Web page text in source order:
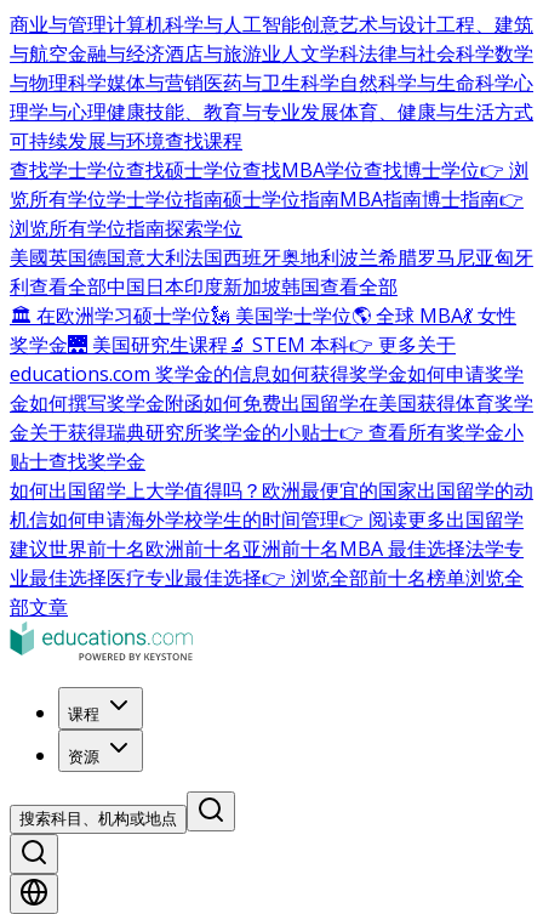
商业与管理计算机科学与人工智能创意艺术与设计工程、建筑
与航空金融与经济酒店与旅游业人文学科法律与社会科学数学
与物理科学媒体与营销医药与卫生科学自然科学与生命科学心
理学与心理健康技能、教育与专业发展体育、健康与生活方式
可持续发展与环境查找课程
查找学士学位查找硕士学位查找MBA学位查找博士学位👉 浏
览所有学位学士学位指南硕士学位指南MBA指南博士指南👉
浏览所有学位指南探索学位
美國英国德国意大利法国西班牙奥地利波兰希腊罗马尼亚匈牙
利查看全部中国日本印度新加坡韩国查看全部
🏛 在欧洲学习硕士学位🗽 美国学士学位🌎 全球 MBA💃 女性
奖学金🌉 美国研究生课程🔬 STEM 本科👉 更多关于
educations.com 奖学金的信息如何获得奖学金如何申请奖学
金如何撰写奖学金附函如何免费出国留学在美国获得体育奖学
金关于获得瑞典研究所奖学金的小贴士👉 查看所有奖学金小
贴士查找奖学金
如何出国留学上大学值得吗？ 欧洲最便宜的国家出国留学的动
机信如何申请海外学校学生的时间管理👉 阅读更多出国留学
建议世界前十名欧洲前十名亚洲前十名MBA 最佳选择法学专
业最佳选择医疗专业最佳选择👉 浏览全部前十名榜单浏览全
部文章
课程
资源
搜索科目、机构或地点